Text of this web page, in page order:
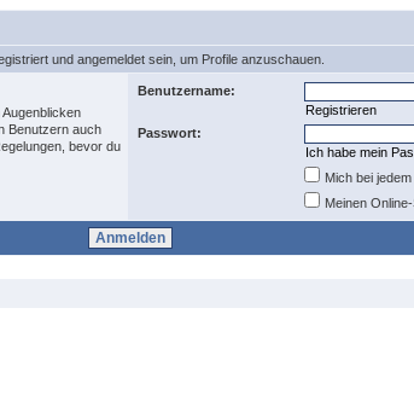
und angemeldet sein, um Profile anzuschauen.
Benutzern auch
bevor du
Benutzername:
Registrieren
Passwort:
Ich habe mein
Mich bei
Meinen